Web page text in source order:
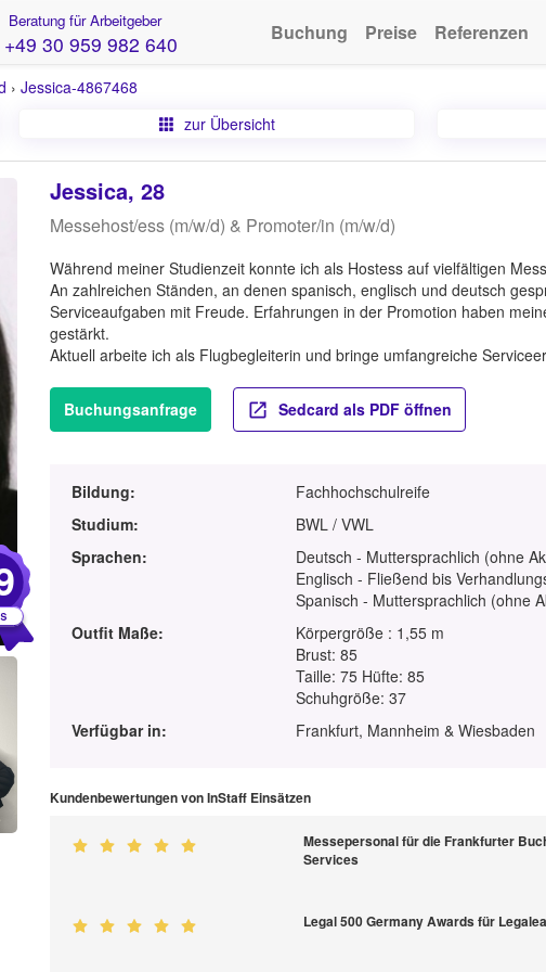
Beratung für Arbeitgeber
+49 30 959 982 640 Buchung Preise Referenzen
› Jessica-4867468
zur Übersicht
Jessica, 28
Messehost/ess (m/w/d) & Promoter/in (m/w/d)
Während meiner Studienzeit konnte ich als Hostess auf vielfältigen
An zahlreichen Ständen, an denen spanisch, englisch und deutsch
Serviceaufgaben mit Freude. Erfahrungen in der Promotion haben
gestärkt.
Aktuell arbeite ich als Flugbegleiterin und bringe umfangreiche
Buchungsanfrage Sedcard als PDF öffnen
Bildung:
Fachhochschulreife
Studium:
BWL / VWL
Sprachen:
Deutsch - Muttersprachlich (ohne
Englisch - Fließend bis
Spanisch - Muttersprachlich (ohne
Outfit Maße:
Körpergröße : 1,55 m
Brust: 85
Taille: 75 Hüfte: 85
Schuhgröße: 37
Verfügbar in:
Frankfurt, Mannheim & Wiesbaden
Kundenbewertungen von InStaff Einsätzen
Messepersonal für die Frankfurter
Services
Legal 500 Germany Awards für